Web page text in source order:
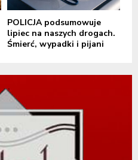
POLICJA podsumowuje
lipiec na naszych drogach.
Śmierć, wypadki i pijani